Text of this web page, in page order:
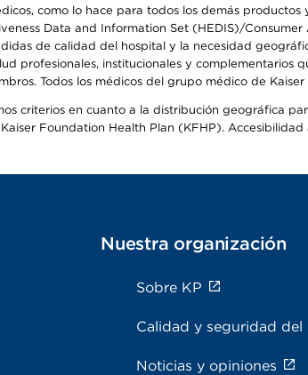
como lo hace para todos los demás
Data and Information Set (HEDIS)/
de calidad del hospital y la necesidad
profesionales, institucionales y
Todos los médicos del grupo médico de
criterios en cuanto a la distribución geográfica
Foundation Health Plan (KFHP).
Nuestra organización
Sobre KP
Calidad y seguridad del
Noticias y opiniones